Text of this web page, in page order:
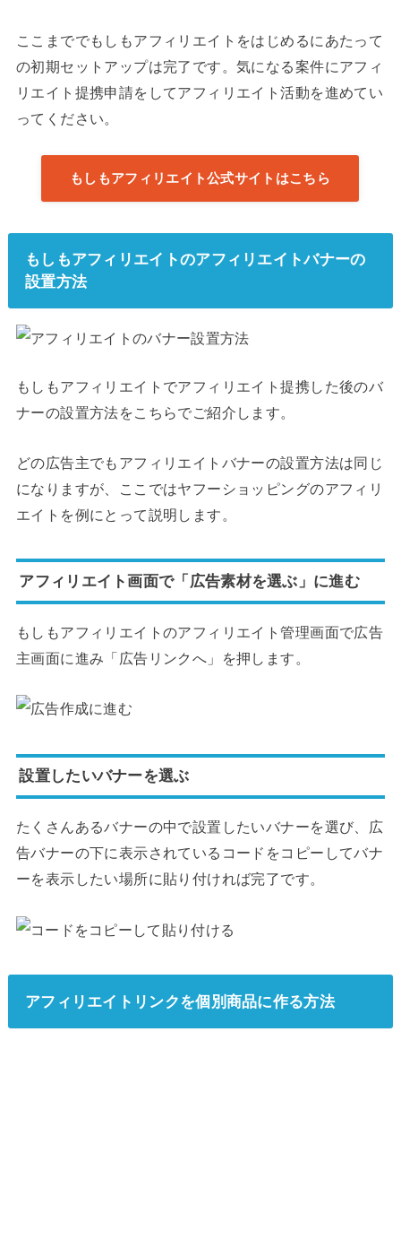
ここまででもしもアフィリエイトをはじめるにあたって
の初期セットアップは完了です。気になる案件にアフィ
リエイト提携申請をしてアフィリエイト活動を進めてい
ってください。
もしもアフィリエイト公式サイトはこちら
もしもアフィリエイトのアフィリエイトバナーの
設置方法
もしもアフィリエイトでアフィリエイト提携した後のバ
ナーの設置方法をこちらでご紹介します。
どの広告主でもアフィリエイトバナーの設置方法は同じ
になりますが、ここではヤフーショッピングのアフィリ
エイトを例にとって説明します。
アフィリエイト画面で「広告素材を選ぶ」に進む
もしもアフィリエイトのアフィリエイト管理画面で広告
主画面に進み「広告リンクへ」を押します。
設置したいバナーを選ぶ
たくさんあるバナーの中で設置したいバナーを選び、広
告バナーの下に表示されているコードをコピーしてバナ
ーを表示したい場所に貼り付ければ完了です。
アフィリエイトリンクを個別商品に作る方法